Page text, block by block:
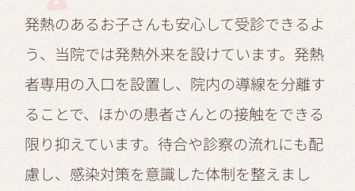
発熱のあるお子さんも安心して受診できるよ
う、当院では発熱外来を設けています。発熱
者専用の入口を設置し、院内の導線を分離す
ることで、ほかの患者さんとの接触をできる
限り抑えています。待合や診察の流れにも配
慮し、感染対策を意識した体制を整えまし